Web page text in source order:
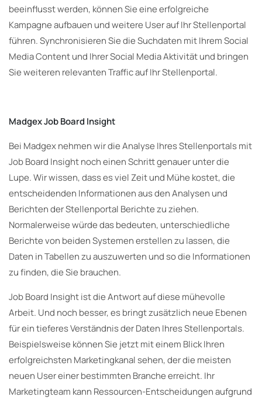
beeinflusst werden, können Sie eine erfolgreiche
Kampagne aufbauen und weitere User auf Ihr Stellenportal
führen. Synchronisieren Sie die Suchdaten mit Ihrem Social
Media Content und Ihrer Social Media Aktivität und bringen
Sie weiteren relevanten Traffic auf Ihr Stellenportal.
Madgex Job Board Insight
Bei Madgex nehmen wir die Analyse Ihres Stellenportals mit
Job Board Insight noch einen Schritt genauer unter die
Lupe. Wir wissen, dass es viel Zeit und Mühe kostet, die
entscheidenden Informationen aus den Analysen und
Berichten der Stellenportal Berichte zu ziehen.
Normalerweise würde das bedeuten, unterschiedliche
Berichte von beiden Systemen erstellen zu lassen, die
Daten in Tabellen zu auszuwerten und so die Informationen
zu finden, die Sie brauchen.
Job Board Insight ist die Antwort auf diese mühevolle
Arbeit. Und noch besser, es bringt zusätzlich neue Ebenen
für ein tieferes Verständnis der Daten Ihres Stellenportals.
Beispielsweise können Sie jetzt mit einem Blick Ihren
erfolgreichsten Marketingkanal sehen, der die meisten
neuen User einer bestimmten Branche erreicht. Ihr
Marketingteam kann Ressourcen-Entscheidungen aufgrund